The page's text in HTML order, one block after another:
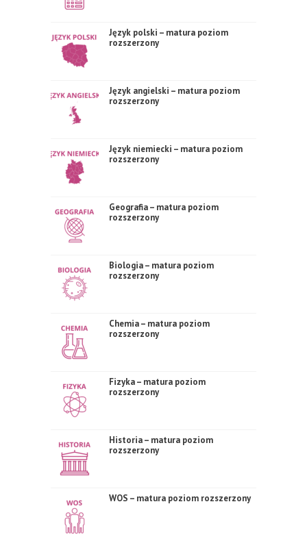
Język polski – matura poziom
rozszerzony
Język angielski – matura poziom
rozszerzony
Język niemiecki – matura poziom
rozszerzony
Geografia – matura poziom
rozszerzony
Biologia – matura poziom
rozszerzony
Chemia – matura poziom
rozszerzony
Fizyka – matura poziom
rozszerzony
Historia – matura poziom
rozszerzony
WOS – matura poziom rozszerzony